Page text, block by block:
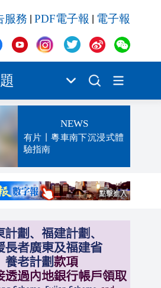
服務 PDF電子報 電子報
NEWS
有片丨粵車南下沉浸式體
驗指南